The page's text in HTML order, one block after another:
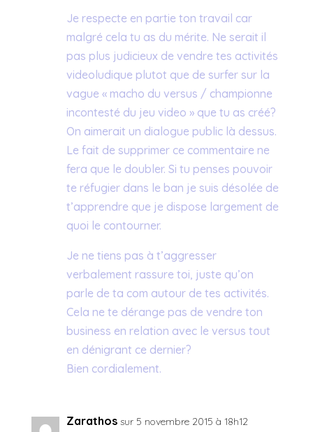
Je respecte en partie ton travail car
malgré cela tu as du mérite. Ne serait il
pas plus judicieux de vendre tes activités
videoludique plutot que de surfer sur la
vague « macho du versus / championne
incontesté du jeu video » que tu as créé?
On aimerait un dialogue public là dessus.
Le fait de supprimer ce commentaire ne
fera que le doubler. Si tu penses pouvoir
te réfugier dans le ban je suis désolée de
t’apprendre que je dispose largement de
quoi le contourner.
Je ne tiens pas à t’aggresser
verbalement rassure toi, juste qu’on
parle de ta com autour de tes activités.
Cela ne te dérange pas de vendre ton
business en relation avec le versus tout
en dénigrant ce dernier?
Bien cordialement.
Zarathos sur 5 novembre 2015 à 18h12